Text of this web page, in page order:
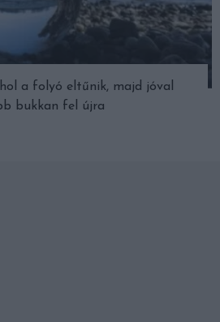
a folyó eltűnik, majd jóval
bukkan fel újra